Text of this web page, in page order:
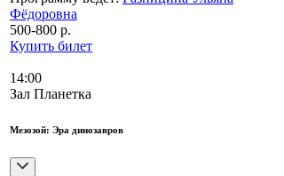
Фёдоровна
500-800 р.
Купить билет
14:00
Зал Планетка
Мезозой: Эра динозавров